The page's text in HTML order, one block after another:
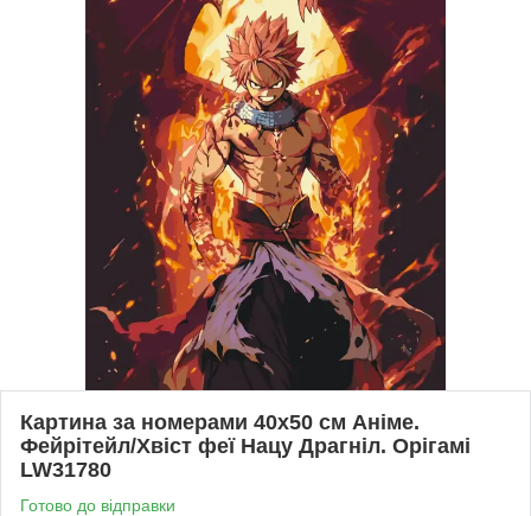
Картина за номерами 40х50 см Аніме.
Фейрітейл/Хвіст феї Нацу Драгніл. Орігамі
LW31780
Готово до відправки